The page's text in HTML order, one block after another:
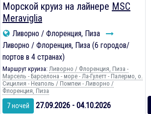
Морской круиз на лайнере MSC
Meraviglia
Ливорно / Флоренция, Пиза
Ливорно / Флоренция, Пиза (6 городов/
портов в 4 странах)
Маршрут круиза: Ливорно / Флоренция, Пиза -
Марсель - Барселона - море - Ла-Гулетт - Палермо, о.
Сицилия - Неаполь / Помпеи - Ливорно /
Флоренция, Пиза
7 ночей 27.09.2026 - 04.10.2026